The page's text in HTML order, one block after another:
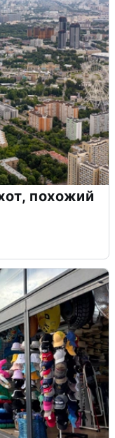
похожий